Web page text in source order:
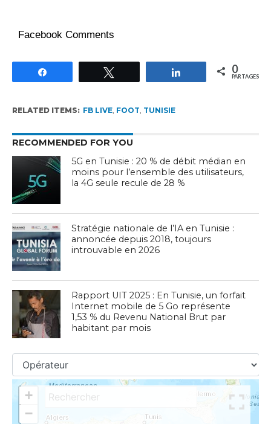
Facebook Comments
Partagez 0
PARTAGES
RELATED ITEMS: FB LIVE, FOOT TUNISIE
RECOMMENDED FOR YOU
5G en Tunisie : 20 % de débit médian en
moins pour l’ensemble des utilisateurs,
la 4G seule recule de 28 %
Stratégie nationale de l’IA en Tunisie :
annoncée depuis 2018, toujours
introuvable en 2026
Rapport UIT 2025 : En Tunisie, un forfait
Internet mobile de 5 Go représente
1,53 % du Revenu National Brut par
habitant par mois